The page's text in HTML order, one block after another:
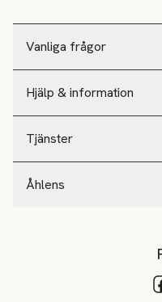
Vanliga frågor
Hjälp & information
Tjänster
Åhlens